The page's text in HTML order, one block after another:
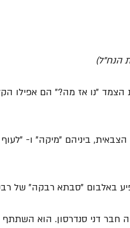
הנח"ל)
הצמד "נו אז מה?" הם אפילו
ביניהם "מיקה" ו-
חבר דני סנדרסון. הוא